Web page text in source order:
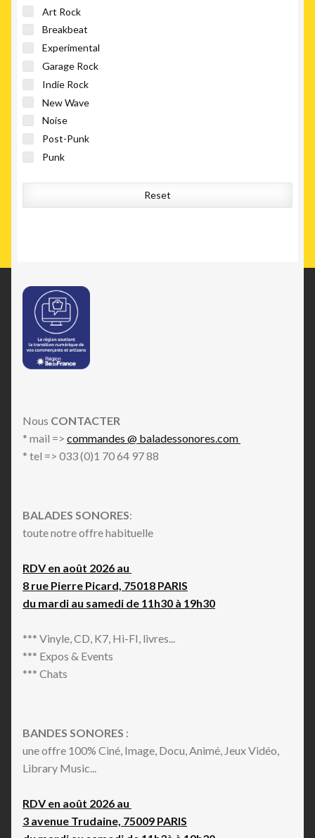
Art Rock
Breakbeat
Experimental
Garage Rock
Indie Rock
New Wave
Noise
Post-Punk
Punk
Reset
Nous CONTACTER
* mail => commandes @ baladessonores.com
* tel => 033 (0)1 70 64 97 88
BALADES SONORES:
toute notre offre habituelle
RDV en août 2026 au
8 rue Pierre Picard, 75018 PARIS
du mardi au samedi de 11h30 à 19h30
*** Vinyle, CD, K7, Hi-FI, livres...
*** Expos & Events
*** Chats
BANDES SONORES :
une offre 100% Ciné, Image, Docu, Animé, Jeux Vidéo,
Library Music...
RDV en août 2026 au
3 avenue Trudaine, 75009 PARIS